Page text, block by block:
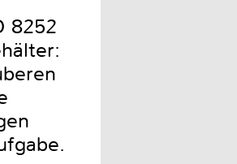
8252